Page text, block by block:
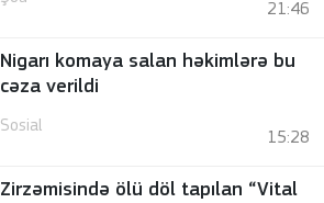
21:46
Nigarı komaya salan həkimlərə bu
cəza verildi
Sosial
15:28
Zirzəmisində ölü döl tapılan “Vital